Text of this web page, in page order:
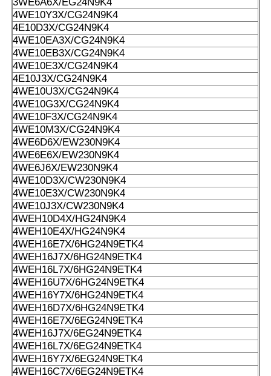
4WE10Y3X/CG24N9K4
4E10D3X/CG24N9K4
4WE10EA3X/CG24N9K4
4WE10EB3X/CG24N9K4
4WE10E3X/CG24N9K4
4E10J3X/CG24N9K4
4WE10U3X/CG24N9K4
4WE10G3X/CG24N9K4
4WE10F3X/CG24N9K4
4WE10M3X/CG24N9K4
4WE6D6X/EW230N9K4
4WE6E6X/EW230N9K4
4WE6J6X/EW230N9K4
4WE10D3X/CW230N9K4
4WE10E3X/CW230N9K4
4WE10J3X/CW230N9K4
4WEH10D4X/HG24N9K4
4WEH10E4X/HG24N9K4
4WEH16E7X/6HG24N9ETK4
4WEH16J7X/6HG24N9ETK4
4WEH16L7X/6HG24N9ETK4
4WEH16U7X/6HG24N9ETK4
4WEH16Y7X/6HG24N9ETK4
4WEH16D7X/6HG24N9ETK4
4WEH16E7X/6EG24N9ETK4
4WEH16J7X/6EG24N9ETK4
4WEH16L7X/6EG24N9ETK4
4WEH16Y7X/6EG24N9ETK4
4WEH16C7X/6EG24N9ETK4